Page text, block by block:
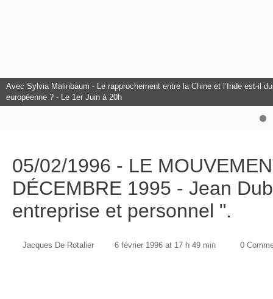
L'Europe à l'honneur au Club Citoyens.
Avec Sylvia Malinbaum - Le rapprochement entre la Chine et l’Inde est-il
européenne ? - Le 1er Juin à 20h
Avec François Bancilhon - L’intelligence Artificielle est-elle un danger
05/02/1996 - LE
DÉCEMBRE 1995 - Jean
entreprise et personnel ".
Jacques De Rotalier 6 février 1996 at 17 h 49 min 0